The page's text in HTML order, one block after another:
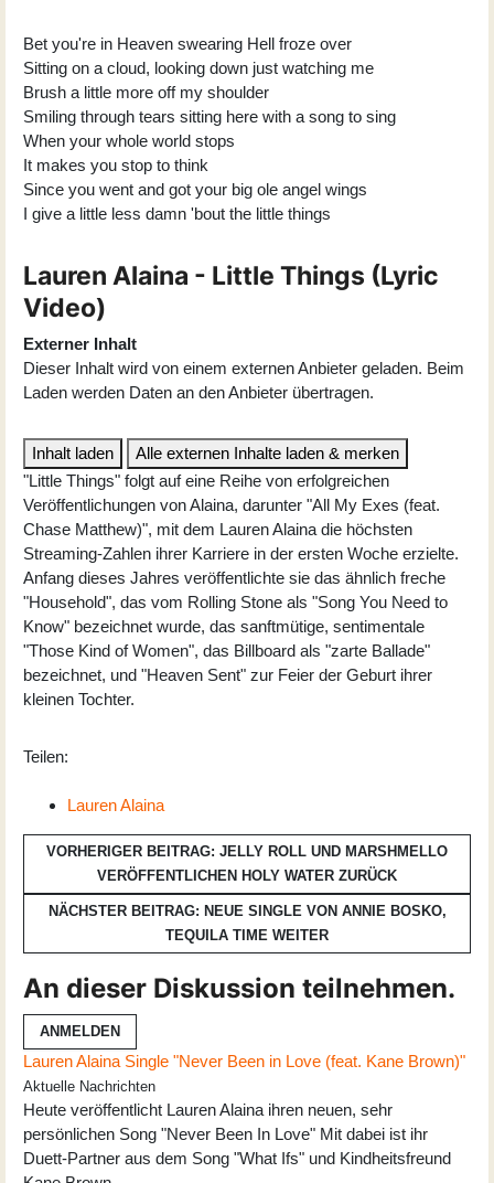
Bet you're in Heaven swearing Hell froze over
Sitting on a cloud, looking down just watching me
Brush a little more off my shoulder
Smiling through tears sitting here with a song to sing
When your whole world stops
It makes you stop to think
Since you went and got your big ole angel wings
I give a little less damn 'bout the little things
Lauren Alaina - Little Things (Lyric
Video)
Externer Inhalt
Dieser Inhalt wird von einem externen Anbieter geladen. Beim
Laden werden Daten an den Anbieter übertragen.
Inhalt laden
Alle externen Inhalte laden & merken
"Little Things" folgt auf eine Reihe von erfolgreichen
Veröffentlichungen von Alaina, darunter "All My Exes (feat.
Chase Matthew)", mit dem Lauren Alaina die höchsten
Streaming-Zahlen ihrer Karriere in der ersten Woche erzielte.
Anfang dieses Jahres veröffentlichte sie das ähnlich freche
"Household", das vom Rolling Stone als "Song You Need to
Know" bezeichnet wurde, das sanftmütige, sentimentale
"Those Kind of Women", das Billboard als "zarte Ballade"
bezeichnet, und "Heaven Sent" zur Feier der Geburt ihrer
kleinen Tochter.
Teilen:
Lauren Alaina
VORHERIGER BEITRAG: JELLY ROLL UND MARSHMELLO
VERÖFFENTLICHEN HOLY WATER ZURÜCK
NÄCHSTER BEITRAG: NEUE SINGLE VON ANNIE BOSKO,
TEQUILA TIME WEITER
An dieser Diskussion teilnehmen.
ANMELDEN
Lauren Alaina Single "Never Been in Love (feat. Kane Brown)"
Aktuelle Nachrichten
Heute veröffentlicht Lauren Alaina ihren neuen, sehr
persönlichen Song "Never Been In Love" Mit dabei ist ihr
Duett-Partner aus dem Song "What Ifs" und Kindheitsfreund